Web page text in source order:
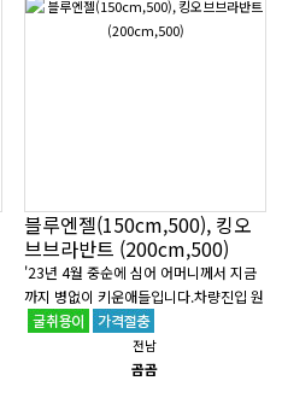
블루엔젤(150cm,500), 킹오
브브라반트 (200cm,500)
'23년 4월 중순에 심어 어머니께서 지금
까지 병없이 키운애들입니다.차량진입 원
활, 작업여건 좋음 킹오브브라반트와 블
루엔젤을 500주씩 각각 구매 가능..
전남
곰곰